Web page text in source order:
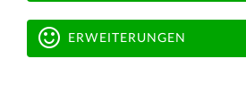
ERWEITERUNGEN